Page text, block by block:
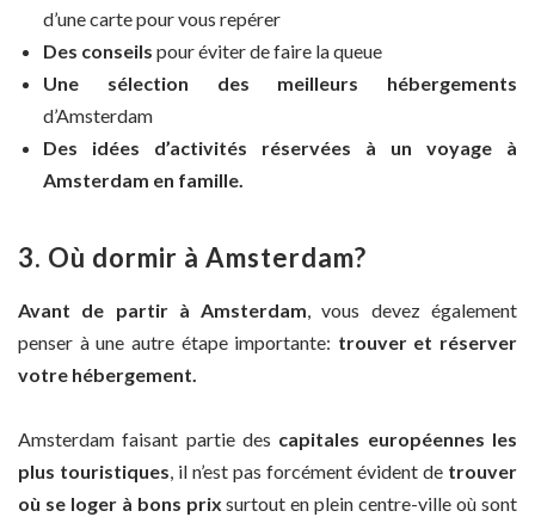
d’une carte pour vous repérer
Des conseils pour éviter de faire la queue
Une sélection des meilleurs hébergements
d’Amsterdam
Des idées d’activités réservées à un voyage à
Amsterdam en famille.
3. Où dormir à Amsterdam?
Avant de partir à Amsterdam, vous devez également
penser à une autre étape importante: trouver et réserver
votre hébergement.
Amsterdam faisant partie des capitales européennes les
plus touristiques, il n’est pas forcément évident de trouver
où se loger à bons prix surtout en plein centre-ville où sont